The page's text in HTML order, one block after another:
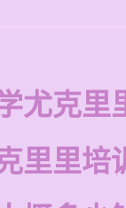
尤克里
里里培